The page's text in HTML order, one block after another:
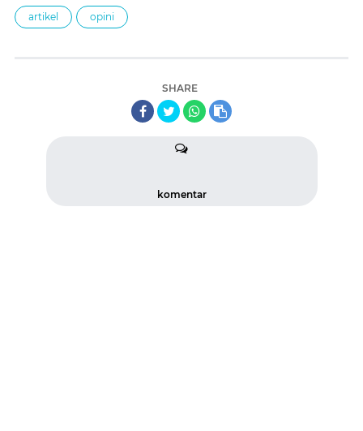
artikel opini
SHARE
komentar